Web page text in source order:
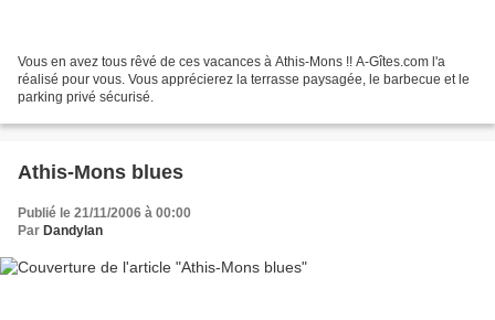
Vous en avez tous rêvé de ces vacances à Athis-Mons !! A-Gîtes.com l'a
réalisé pour vous. Vous apprécierez la terrasse paysagée, le barbecue et le
parking privé sécurisé.
Athis-Mons blues
Publié le 21/11/2006 à 00:00
Par Dandylan